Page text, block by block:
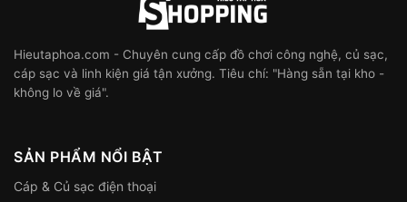
Hieutaphoa.com - Chuyên cung cấp đồ chơi công nghệ, củ sạc,
cáp sạc và linh kiện giá tận xưởng. Tiêu chí: "Hàng sẵn tại kho -
không lo về giá".
SẢN PHẨM NỔI BẬT
Cáp & Củ sạc điện thoại